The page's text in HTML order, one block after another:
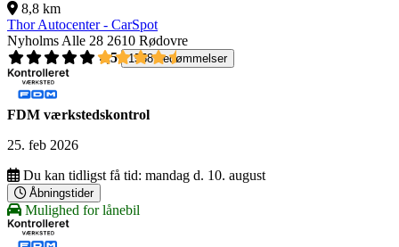
8,8 km
Thor Autocenter - CarSpot
Nyholms Alle 28 2610 Rødovre
4,5
1558 bedømmelser
FDM værkstedskontrol
25. feb 2026
Du kan tidligst få tid: mandag d. 10. august
Åbningstider
Mulighed for lånebil